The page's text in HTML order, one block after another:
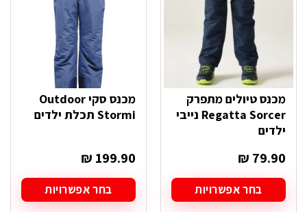
מכנס טיולים מתפרק
Regatta Sorcer נייבי
ילדים
₪ 79.90
בחר אפשרויות
מכנס סקי Outdoor
Stormi תכלת ילדים
₪ 199.90
בחר אפשרויות